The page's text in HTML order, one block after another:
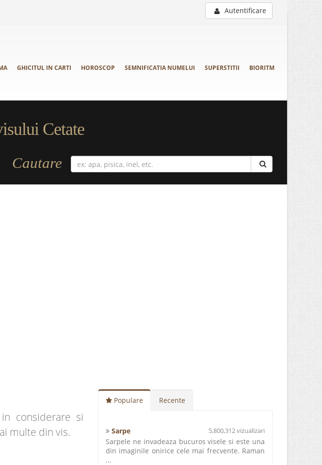
Autentificare
GHICITUL IN CARTI HOROSCOP SEMNIFICATIA NUMELUI SUPERSTITII BIORITM
Cetate
Cautare
considerare si
multe din vis.
Populare Recente
Sarpe 5,800,312 vizualizari
Sarpele ne invadeaza bucuros visele si este una
din imaginile onirice cele mai frecvente. Raman
...